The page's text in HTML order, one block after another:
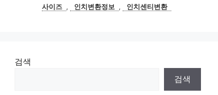
사이즈 , 인치변환정보 , 인치센티변환
검색
검색